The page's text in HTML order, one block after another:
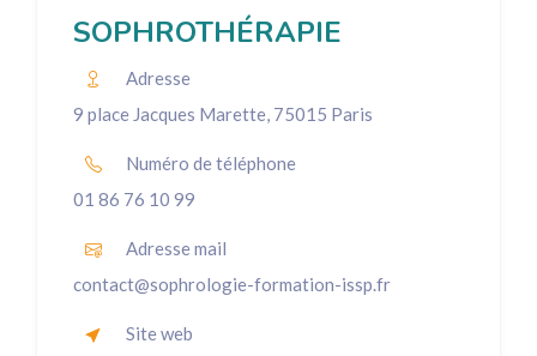
SOPHROTHÉRAPIE
Adresse
9 place Jacques Marette, 75015 Paris
Numéro de téléphone
01 86 76 10 99
Adresse mail
contact@sophrologie-formation-issp.fr
Site web